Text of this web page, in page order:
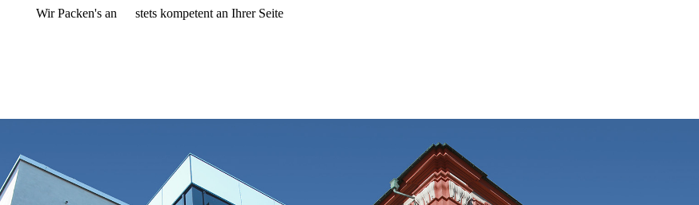
Wir Packen's an stets kompetent an Ihrer Seite